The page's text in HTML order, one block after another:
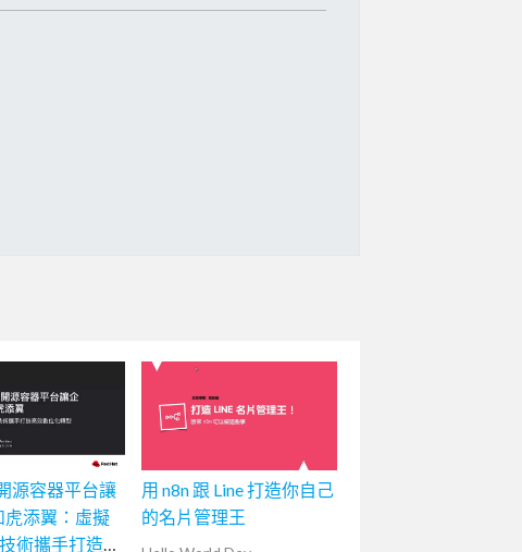
源容器平台讓
虎添翼：虛擬
術攜手打造高
用 n8n 跟 Line 打造你自己
的名片管理王